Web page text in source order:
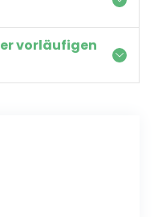
vorläufigen